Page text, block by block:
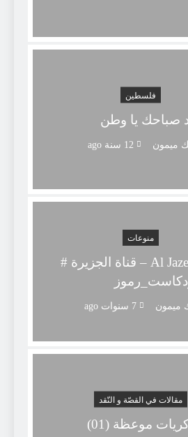
فلسطين
صباحك يا وطن
ميمون 12 سنة ago
منوعات
Al Jazeera Channel – قناة الجزيرة #
ميمون 7 سنوات ago
مقالات في القصّة و النّقد
موعظة (01)